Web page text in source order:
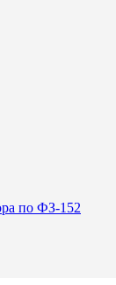
по ФЗ-152